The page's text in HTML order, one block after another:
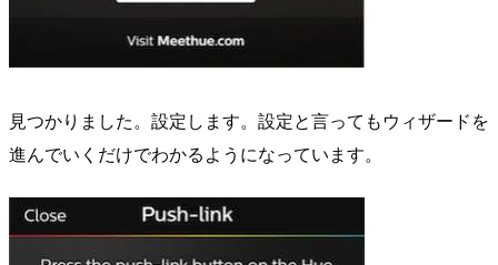
見つかりました。設定します。設定と言ってもウィザードを
進んでいくだけでわかるようになっています。